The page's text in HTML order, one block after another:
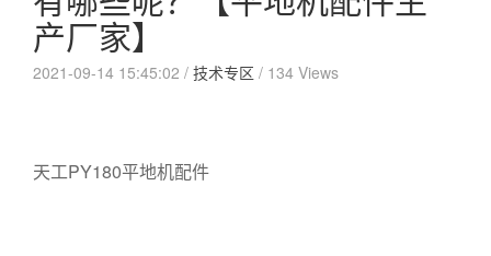
产厂家】
2021-09-14 15:45:02 / 技术专区 / 134 Views
天工PY180平地机配件